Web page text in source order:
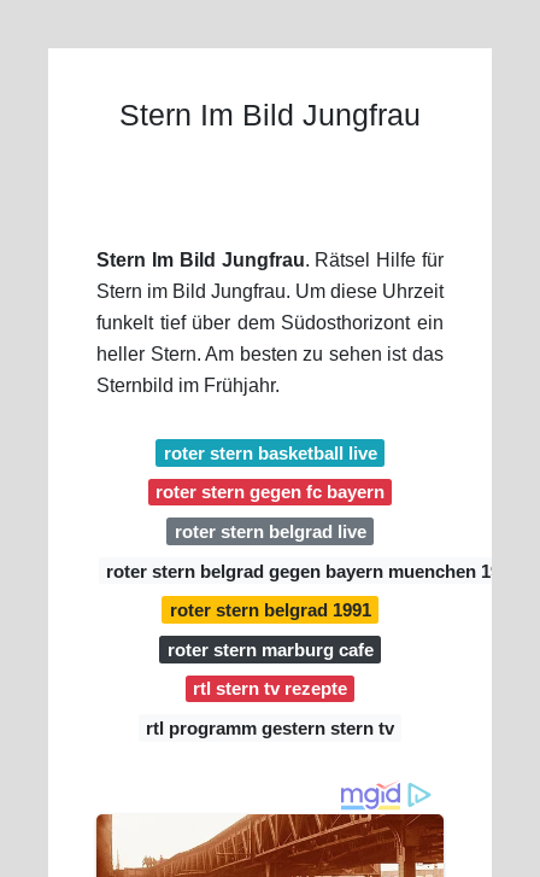
Stern Im Bild Jungfrau
Stern Im Bild Jungfrau. Rätsel Hilfe für
Stern im Bild Jungfrau. Um diese Uhrzeit
funkelt tief über dem Südosthorizont ein
heller Stern. Am besten zu sehen ist das
Sternbild im Frühjahr.
roter stern basketball live
roter stern gegen fc bayern
roter stern belgrad live
roter stern belgrad gegen bayern muenchen 1991
roter stern belgrad 1991
roter stern marburg cafe
rtl stern tv rezepte
rtl programm gestern stern tv